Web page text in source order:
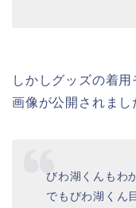
しかしグッズの着
画像が公開されまし
びわ湖くんもわ
でもびわ湖くん